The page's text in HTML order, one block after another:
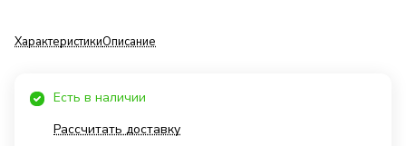
ХарактеристикиОписание
Есть в наличии
Рассчитать доставку